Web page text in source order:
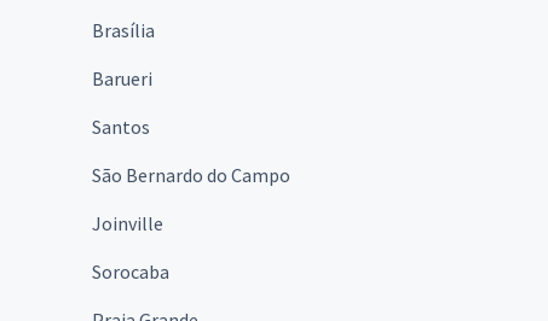
Brasília
Barueri
Santos
São Bernardo do Campo
Joinville
Sorocaba